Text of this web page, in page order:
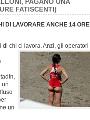
FATISCENTI)
DI LAVORARE ANCHE 14 ORE
chi ci lavora. Anzi, gli operatori
un
un